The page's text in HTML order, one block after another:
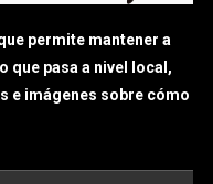
permite mantener a
que pasa a nivel local,
e imágenes sobre cómo